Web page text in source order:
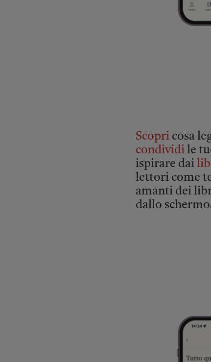
Scopri cosa
condividi le
ispirare dai
lettori come
amanti dei
dallo